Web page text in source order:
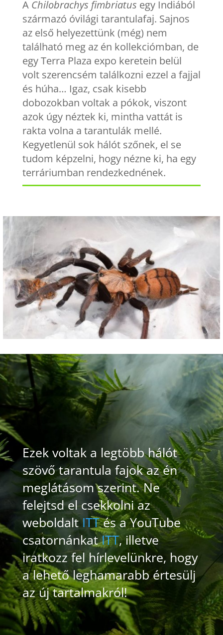
A Chilobrachys fimbriatus egy Indiából
származó óvilági tarantulafaj. Sajnos
az első helyezettünk (még) nem
található meg az én kollekciómban, de
egy Terra Plaza expo keretein belül
volt szerencsém találkozni ezzel a fajjal
és húha… Igaz, csak kisebb
dobozokban voltak a pókok, viszont
azok úgy néztek ki, mintha vattát is
rakta volna a tarantulák mellé.
Kegyetlenül sok hálót szőnek, el se
tudom képzelni, hogy nézne ki, ha egy
terráriumban rendezkednének.
Ezek voltak a legtöbb hálót
szövő tarantula fajok az én
meglátásom szerint. Ne
felejtsd el csekkolni az
weboldaltITTés a YouTube
csatornánkatITT, illetve
iratkozz fel hírlevelünkre, hogy
a lehető leghamarabb értesülj
az új tartalmakról!